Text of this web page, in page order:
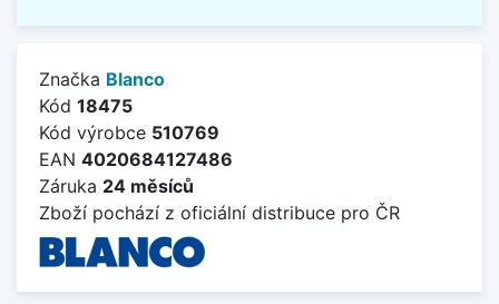
Značka Blanco
Kód 18475
Kód výrobce 510769
EAN 4020684127486
Záruka 24 měsíců
Zboží pochází z oficiální distribuce pro ČR